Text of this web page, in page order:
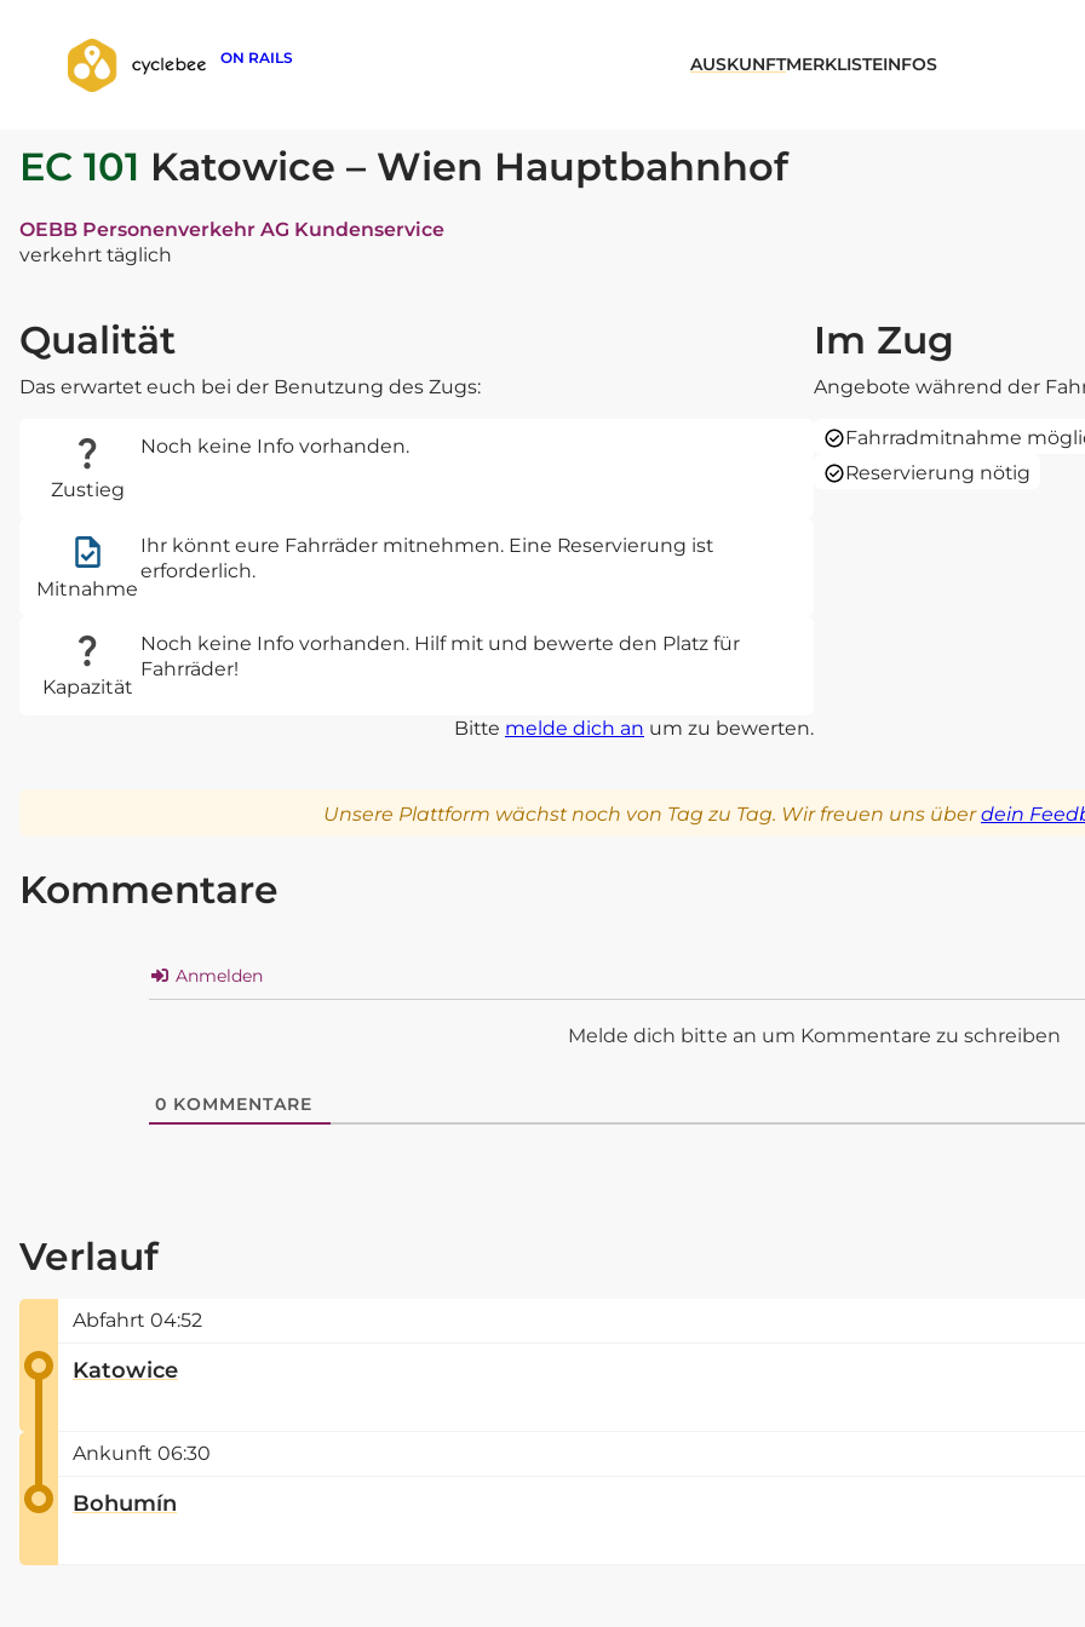
ON RAILS AUSKUNFTMERKLISTEINFOS
zurück zur Suche
EC 101 Katowice – Wien Hauptbahnhof
OEBB Personenverkehr AG Kundenservice
verkehrt täglich
Qualität
Das erwartet euch bei der Benutzung des Zugs:
Zustieg
Noch keine Info vorhanden.
Mitnahme
Ihr könnt eure Fahrräder mitnehmen. Eine Reservierung ist
erforderlich.
Kapazität
Noch keine Info vorhanden. Hilf mit und bewerte den Platz für
Fahrräder!
Bitte melde dich an um zu bewerten.
Im Zug
Angebote während der
Fahrradmitnahme
Reservierung nötig
Unsere Plattform wächst noch von Tag zu Tag. Wir freuen uns überdein
Kommentare
Anmelden
Melde dich bitte an um Kommentare zu schreiben
0 KOMMENTARE
Verlauf
Abfahrt 04:52
Katowice
Ankunft 06:30
Bohumín